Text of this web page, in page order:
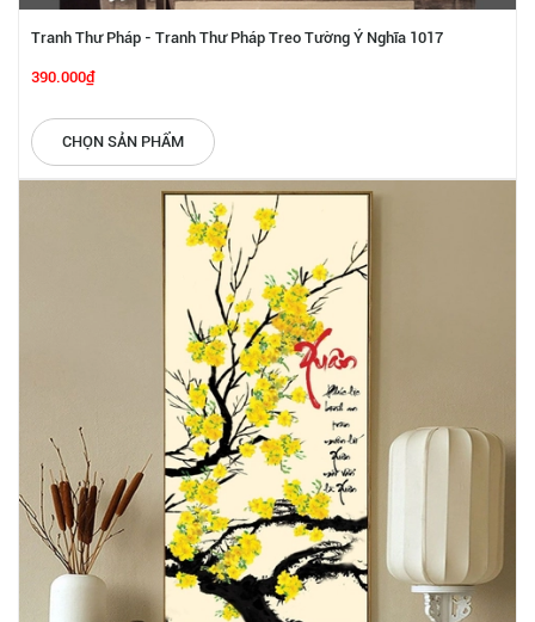
Tranh Thư Pháp - Tranh Thư Pháp Treo Tường Ý Nghĩa 1017
390.000₫
CHỌN SẢN PHẨM